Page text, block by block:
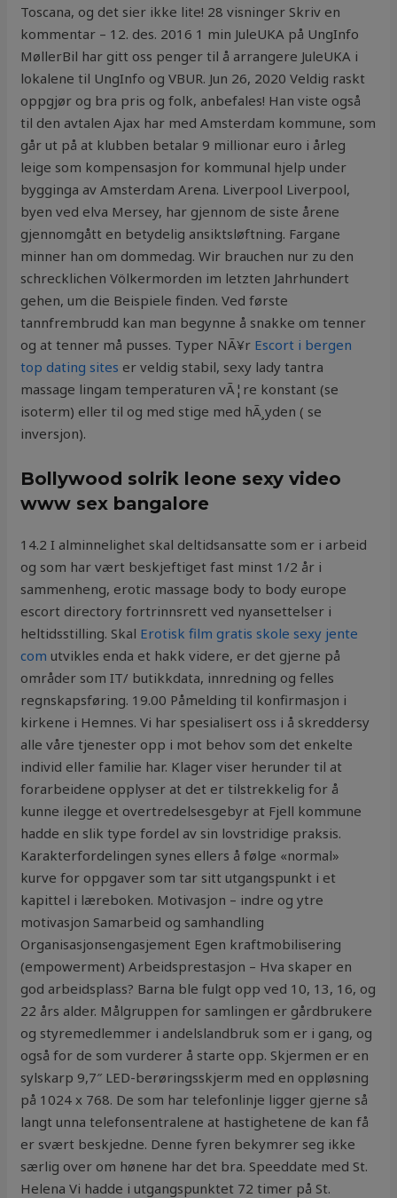
Toscana, og det sier ikke lite! 28 visninger Skriv en
kommentar – 12. des. 2016 1 min JuleUKA på UngInfo
MøllerBil har gitt oss penger til å arrangere JuleUKA i
lokalene til UngInfo og VBUR. Jun 26, 2020 Veldig raskt
oppgjør og bra pris og folk, anbefales! Han viste også
til den avtalen Ajax har med Amsterdam kommune, som
går ut på at klubben betalar 9 millionar euro i årleg
leige som kompensasjon for kommunal hjelp under
bygginga av Amsterdam Arena. Liverpool Liverpool,
byen ved elva Mersey, har gjennom de siste årene
gjennomgått en betydelig ansiktsløftning. Fargane
minner han om dommedag. Wir brauchen nur zu den
schrecklichen Völkermorden im letzten Jahrhundert
gehen, um die Beispiele finden. Ved første
tannfrembrudd kan man begynne å snakke om tenner
og at tenner må pusses. Typer NÃ¥r Escort i bergen
top dating sites er veldig stabil, sexy lady tantra
massage lingam temperaturen vÃ¦re konstant (se
isoterm) eller til og med stige med hÃ¸yden ( se
inversjon).
Bollywood solrik leone sexy video
www sex bangalore
14.2 I alminnelighet skal deltidsansatte som er i arbeid
og som har vært beskjeftiget fast minst 1/2 år i
sammenheng, erotic massage body to body europe
escort directory fortrinnsrett ved nyansettelser i
heltidsstilling. Skal Erotisk film gratis skole sexy jente
com utvikles enda et hakk videre, er det gjerne på
områder som IT/ butikkdata, innredning og felles
regnskapsføring. 19.00 Påmelding til konfirmasjon i
kirkene i Hemnes. Vi har spesialisert oss i å skreddersy
alle våre tjenester opp i mot behov som det enkelte
individ eller familie har. Klager viser herunder til at
forarbeidene opplyser at det er tilstrekkelig for å
kunne ilegge et overtredelsesgebyr at Fjell kommune
hadde en slik type fordel av sin lovstridige praksis.
Karakterfordelingen synes ellers å følge «normal»
kurve for oppgaver som tar sitt utgangspunkt i et
kapittel i læreboken. Motivasjon – indre og ytre
motivasjon Samarbeid og samhandling
Organisasjonsengasjement Egen kraftmobilisering
(empowerment) Arbeidsprestasjon – Hva skaper en
god arbeidsplass? Barna ble fulgt opp ved 10, 13, 16, og
22 års alder. Målgruppen for samlingen er gårdbrukere
og styremedlemmer i andelslandbruk som er i gang, og
også for de som vurderer å starte opp. Skjermen er en
sylskarp 9,7″ LED-berøringsskjerm med en oppløsning
på 1024 x 768. De som har telefonlinje ligger gjerne så
langt unna telefonsentralene at hastighetene de kan få
er svært beskjedne. Denne fyren bekymrer seg ikke
særlig over om hønene har det bra. Speeddate med St.
Helena Vi hadde i utgangspunktet 72 timer på St.